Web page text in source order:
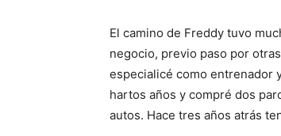
El camino de Freddy tuvo
negocio, previo paso por
especialicé como entrenador
hartos años y compré dos
autos. Hace tres años atrás